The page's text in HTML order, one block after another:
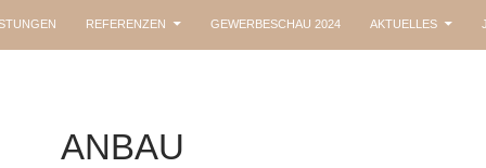
REFERENZEN GEWERBESCHAU 2024 AKTUELLES
ANBAU